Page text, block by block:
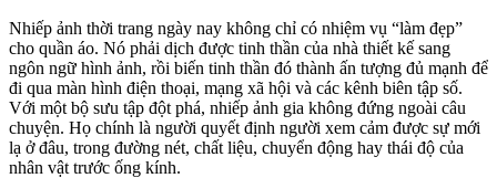
Nhiếp ảnh thời trang ngày nay không chỉ có nhiệm vụ “làm đẹp”
cho quần áo. Nó phải dịch được tinh thần của nhà thiết kế sang
ngôn ngữ hình ảnh, rồi biến tinh thần đó thành ấn tượng đủ mạnh để
đi qua màn hình điện thoại, mạng xã hội và các kênh biên tập số.
Với một bộ sưu tập đột phá, nhiếp ảnh gia không đứng ngoài câu
chuyện. Họ chính là người quyết định người xem cảm được sự mới
lạ ở đâu, trong đường nét, chất liệu, chuyển động hay thái độ của
nhân vật trước ống kính.